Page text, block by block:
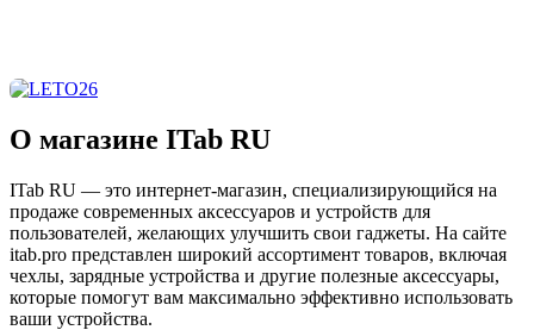
О магазине ITab RU
ITab RU — это интернет-магазин, специализирующийся на
продаже современных аксессуаров и устройств для
пользователей, желающих улучшить свои гаджеты. На сайте
itab.pro представлен широкий ассортимент товаров, включая
чехлы, зарядные устройства и другие полезные аксессуары,
которые помогут вам максимально эффективно использовать
ваши устройства.